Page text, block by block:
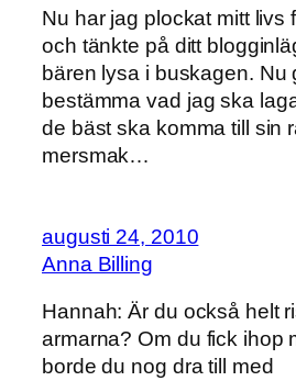
Nu har jag plockat mitt livs
och tänkte på ditt
bären lysa i buskagen. Nu
bestämma vad jag ska
de bäst ska komma till sin
mersmak…
augusti 24, 2010
Anna Billing
Hannah: Är du också helt
armarna? Om du fick ihop
borde du nog dra till med